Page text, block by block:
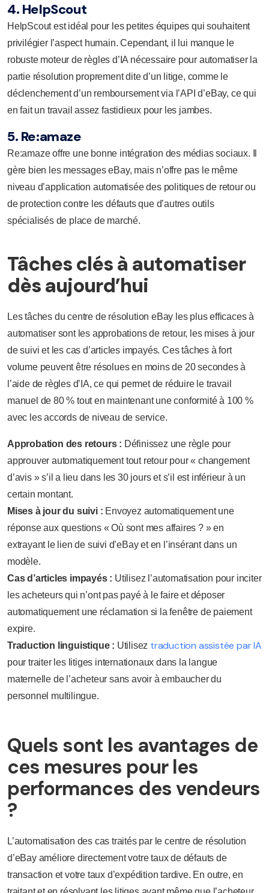
4. HelpScout
HelpScout est idéal pour les petites équipes qui souhaitent
privilégier l’aspect humain. Cependant, il lui manque le
robuste moteur de règles d’IA nécessaire pour automatiser la
partie résolution proprement dite d’un litige, comme le
déclenchement d’un remboursement via l’API d’eBay, ce qui
en fait un travail assez fastidieux pour les jambes.
5. Re:amaze
Re:amaze offre une bonne intégration des médias sociaux. Il
gère bien les messages eBay, mais n’offre pas le même
niveau d’application automatisée des politiques de retour ou
de protection contre les défauts que d’autres outils
spécialisés de place de marché.
Tâches clés à automatiser
dès aujourd’hui
Les tâches du centre de résolution eBay les plus efficaces à
automatiser sont les approbations de retour, les mises à jour
de suivi et les cas d’articles impayés. Ces tâches à fort
volume peuvent être résolues en moins de 20 secondes à
l’aide de règles d’IA, ce qui permet de réduire le travail
manuel de 80 % tout en maintenant une conformité à 100 %
avec les accords de niveau de service.
Approbation des retours : Définissez une règle pour
approuver automatiquement tout retour pour « changement
d’avis » s’il a lieu dans les 30 jours et s’il est inférieur à un
certain montant.
Mises à jour du suivi : Envoyez automatiquement une
réponse aux questions « Où sont mes affaires ? » en
extrayant le lien de suivi d’eBay et en l’insérant dans un
modèle.
Cas d’articles impayés : Utilisez l’automatisation pour inciter
les acheteurs qui n’ont pas payé à le faire et déposer
automatiquement une réclamation si la fenêtre de paiement
expire.
Traduction linguistique : Utilisez traduction assistée par IA
pour traiter les litiges internationaux dans la langue
maternelle de l’acheteur sans avoir à embaucher du
personnel multilingue.
Quels sont les avantages de
ces mesures pour les
performances des vendeurs
?
L’automatisation des cas traités par le centre de résolution
d’eBay améliore directement votre taux de défauts de
transaction et votre taux d’expédition tardive. En outre, en